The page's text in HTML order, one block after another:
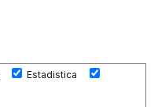
Todos los derechos
Estadistica